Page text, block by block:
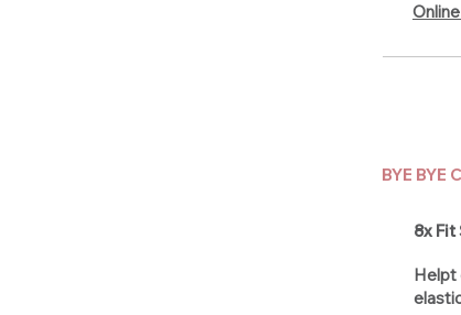
BYE BYE
8x Fit
Helpt